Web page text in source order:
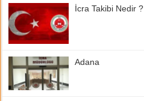
İcra Takibi Nedir ?
Adana